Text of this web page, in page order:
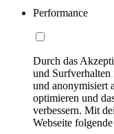
Performance
Durch das
und Surfverhalten
und anonymisiert
optimieren und
verbessern. Mit
Webseite